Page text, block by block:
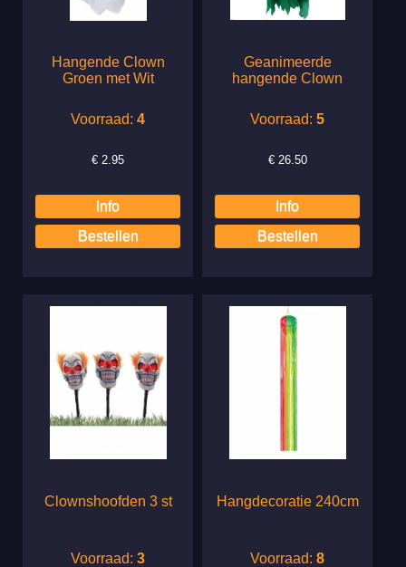
Hangende Clown
Groen met Wit
Voorraad:4
€ 2.95
Geanimeerde
hangende Clown
Voorraad:5
€ 26.50
Clownshoofden 3 st
Voorraad:3
Hangdecoratie 240cm
Voorraad:8